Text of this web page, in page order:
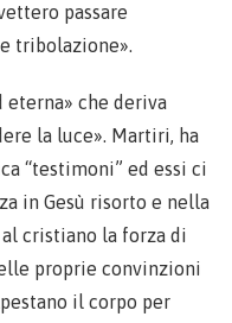
passare
tribolazione».
eterna» che deriva
la luce». Martiri, ha
“testimoni” ed essi ci
in Gesù risorto e nella
cristiano la forza di
proprie convinzioni
il corpo per